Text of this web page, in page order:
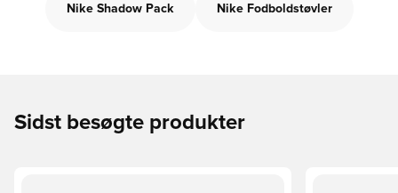
Nike Shadow Pack Nike Fodboldstøvler
Sidst besøgte produkter